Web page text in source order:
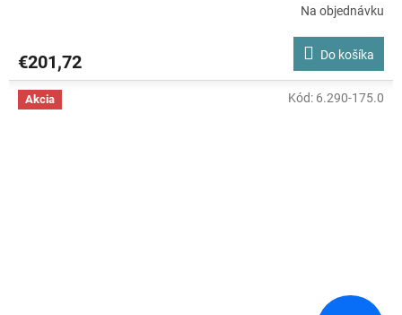
Na objednávku
€201,72 Do košíka
Akcia Kód: 6.290-175.0